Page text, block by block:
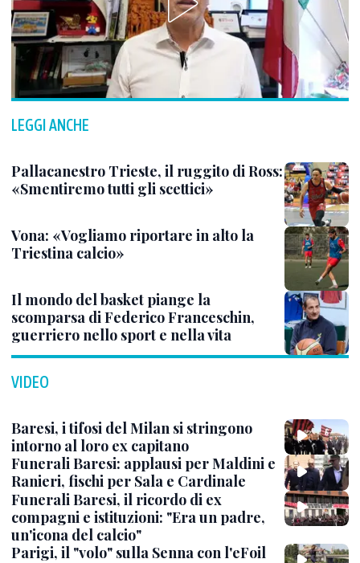
LEGGI ANCHE
Pallacanestro Trieste, il ruggito di Ross:
«Smentiremo tutti gli scettici»
Vona: «Vogliamo riportare in alto la
Triestina calcio»
Il mondo del basket piange la
scomparsa di Federico Franceschin,
guerriero nello sport e nella vita
VIDEO
Baresi, i tifosi del Milan si stringono
intorno al loro ex capitano
Funerali Baresi: applausi per Maldini e
Ranieri, fischi per Sala e Cardinale
Funerali Baresi, il ricordo di ex
compagni e istituzioni: "Era un padre,
un'icona del calcio"
Parigi, il "volo" sulla Senna con l'eFoil